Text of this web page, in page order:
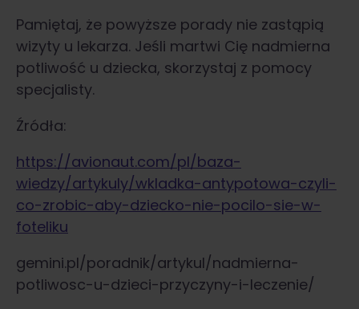
Pamiętaj, że powyższe porady nie zastąpią
wizyty u lekarza. Jeśli martwi Cię nadmierna
potliwość u dziecka, skorzystaj z pomocy
specjalisty.
Źródła:
https://avionaut.com/pl/baza-
wiedzy/artykuly/wkladka-antypotowa-czyli-
co-zrobic-aby-dziecko-nie-pocilo-sie-w-
foteliku
gemini.pl/poradnik/artykul/nadmierna-
potliwosc-u-dzieci-przyczyny-i-leczenie/